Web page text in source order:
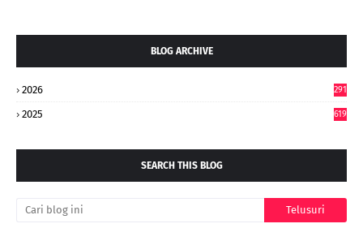
BLOG ARCHIVE
2026 291
2025 619
SEARCH THIS BLOG